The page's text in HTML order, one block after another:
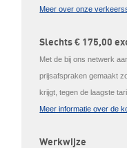
Meer over onze
Slechts € 175,00
Met de bij ons netwerk
prijsafspraken gemaakt
krijgt, tegen de laagste
Meer informatie over de
Werkwijze